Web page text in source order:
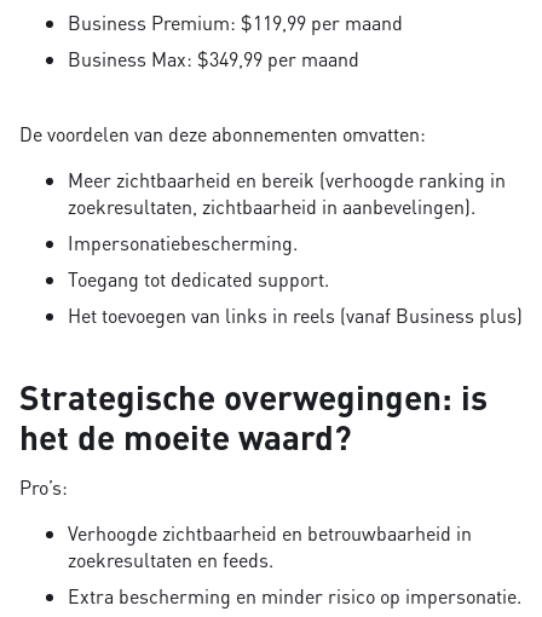
Business Premium: $119,99 per maand
Business Max: $349,99 per maand
De voordelen van deze abonnementen omvatten:
Meer zichtbaarheid en bereik (verhoogde ranking in
zoekresultaten, zichtbaarheid in aanbevelingen).
Impersonatiebescherming.
Toegang tot dedicated support.
Het toevoegen van links in reels (vanaf Business plus)
Strategische overwegingen: is
het de moeite waard?
Pro’s:
Verhoogde zichtbaarheid en betrouwbaarheid in
zoekresultaten en feeds.
Extra bescherming en minder risico op impersonatie.